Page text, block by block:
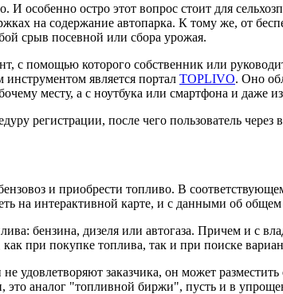
особенно остро этот вопрос стоит для
на содержание автопарка. К тому же, от
срыв посевной или сбора урожая.
помощью которого собственник или
является портал TOPLIVO. Оно
месту, а с ноутбука или смартфона и даже
регистрации, после чего пользователь через
и приобрести топливо. В
на интерактивной карте, и с данными об
бензина, дизеля или автогаза. Причем и с
при покупке топлива, так и при поиске
удовлетворяют заказчика, он может
это аналог "топливной биржи", пусть и в